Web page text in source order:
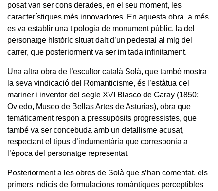
posat van ser considerades, en el seu moment, les
característiques més innovadores. En aquesta obra, a més,
es va establir una tipologia de monument públic, la del
personatge històric situat dalt d’un pedestal al mig del
carrer, que posteriorment va ser imitada infinitament.
Una altra obra de l’escultor català Solà, que també mostra
la seva vindicació del Romanticisme, és l’estàtua del
mariner i inventor del segle XVI Blasco de Garay (1850;
Oviedo, Museo de Bellas Artes de Asturias), obra que
temàticament respon a pressupòsits progressistes, que
també va ser concebuda amb un detallisme acusat,
respectant el tipus d’indumentària que corresponia a
l’època del personatge representat.
Posteriorment a les obres de Solà que s’han comentat, els
primers indicis de formulacions romàntiques perceptibles